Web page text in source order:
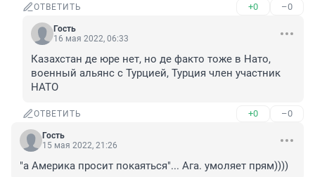
ОТВЕТИТЬ +0 –0
Гость
16 мая 2022, 06:33
Казахстан де юре нет, но де факто тоже в Нато,
военный альянс с Турцией, Турция член участник
НАТО
ОТВЕТИТЬ +0 –0
Гость
15 мая 2022, 21:26
"а Америка просит покаяться"... Ага. умоляет прям))))